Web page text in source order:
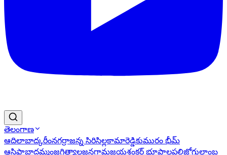
తెలంగాణ
ఆదిలాబాద్కరీంనగర్రాజన్న సిరిసిల్లకామారెడ్డికుమురం భీమ్
ఆసిఫాబాద్ఖమ్మంజగిత్యాలజనగామజయశంకర్ భూపాలపల్లిజోగులాంబ